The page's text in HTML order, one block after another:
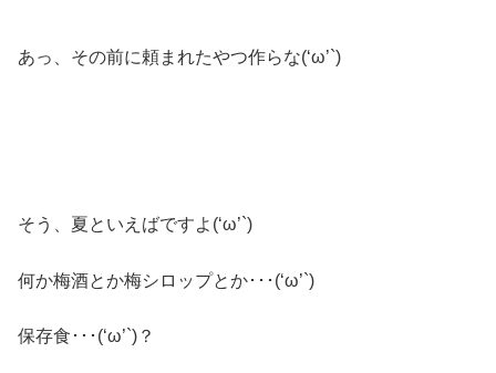
あっ、その前に頼まれたやつ作らな(‘ω’`)
そう、夏といえばですよ(‘ω’`)
何か梅酒とか梅シロップとか･･･(‘ω’`)
保存食･･･(‘ω’`)？